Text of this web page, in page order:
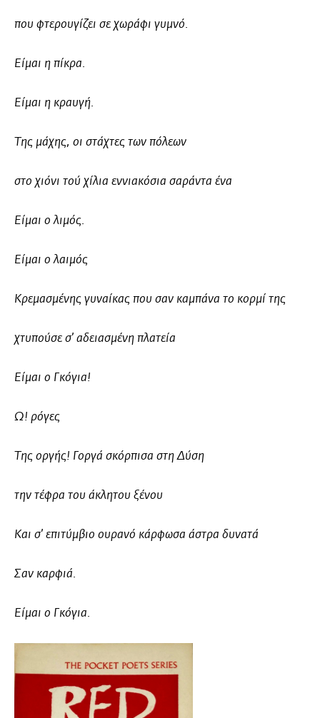
που φτερουγίζει σε χωράφι γυμνό.
Είμαι η πίκρα.
Είμαι η κραυγή.
Της μάχης, οι στάχτες των πόλεων
στο χιόνι τού χίλια εννιακόσια σαράντα ένα
Είμαι ο λιμός.
Είμαι ο λαιμός
Κρεμασμένης γυναίκας που σαν καμπάνα το κορμί της
χτυπούσε σ’ αδειασμένη πλατεία
Είμαι ο Γκόγια!
Ω! ρόγες
Της οργής! Γοργά σκόρπισα στη Δύση
την τέφρα του άκλητου ξένου
Και σ’ επιτύμβιο ουρανό κάρφωσα άστρα δυνατά
Σαν καρφιά.
Είμαι ο Γκόγια.